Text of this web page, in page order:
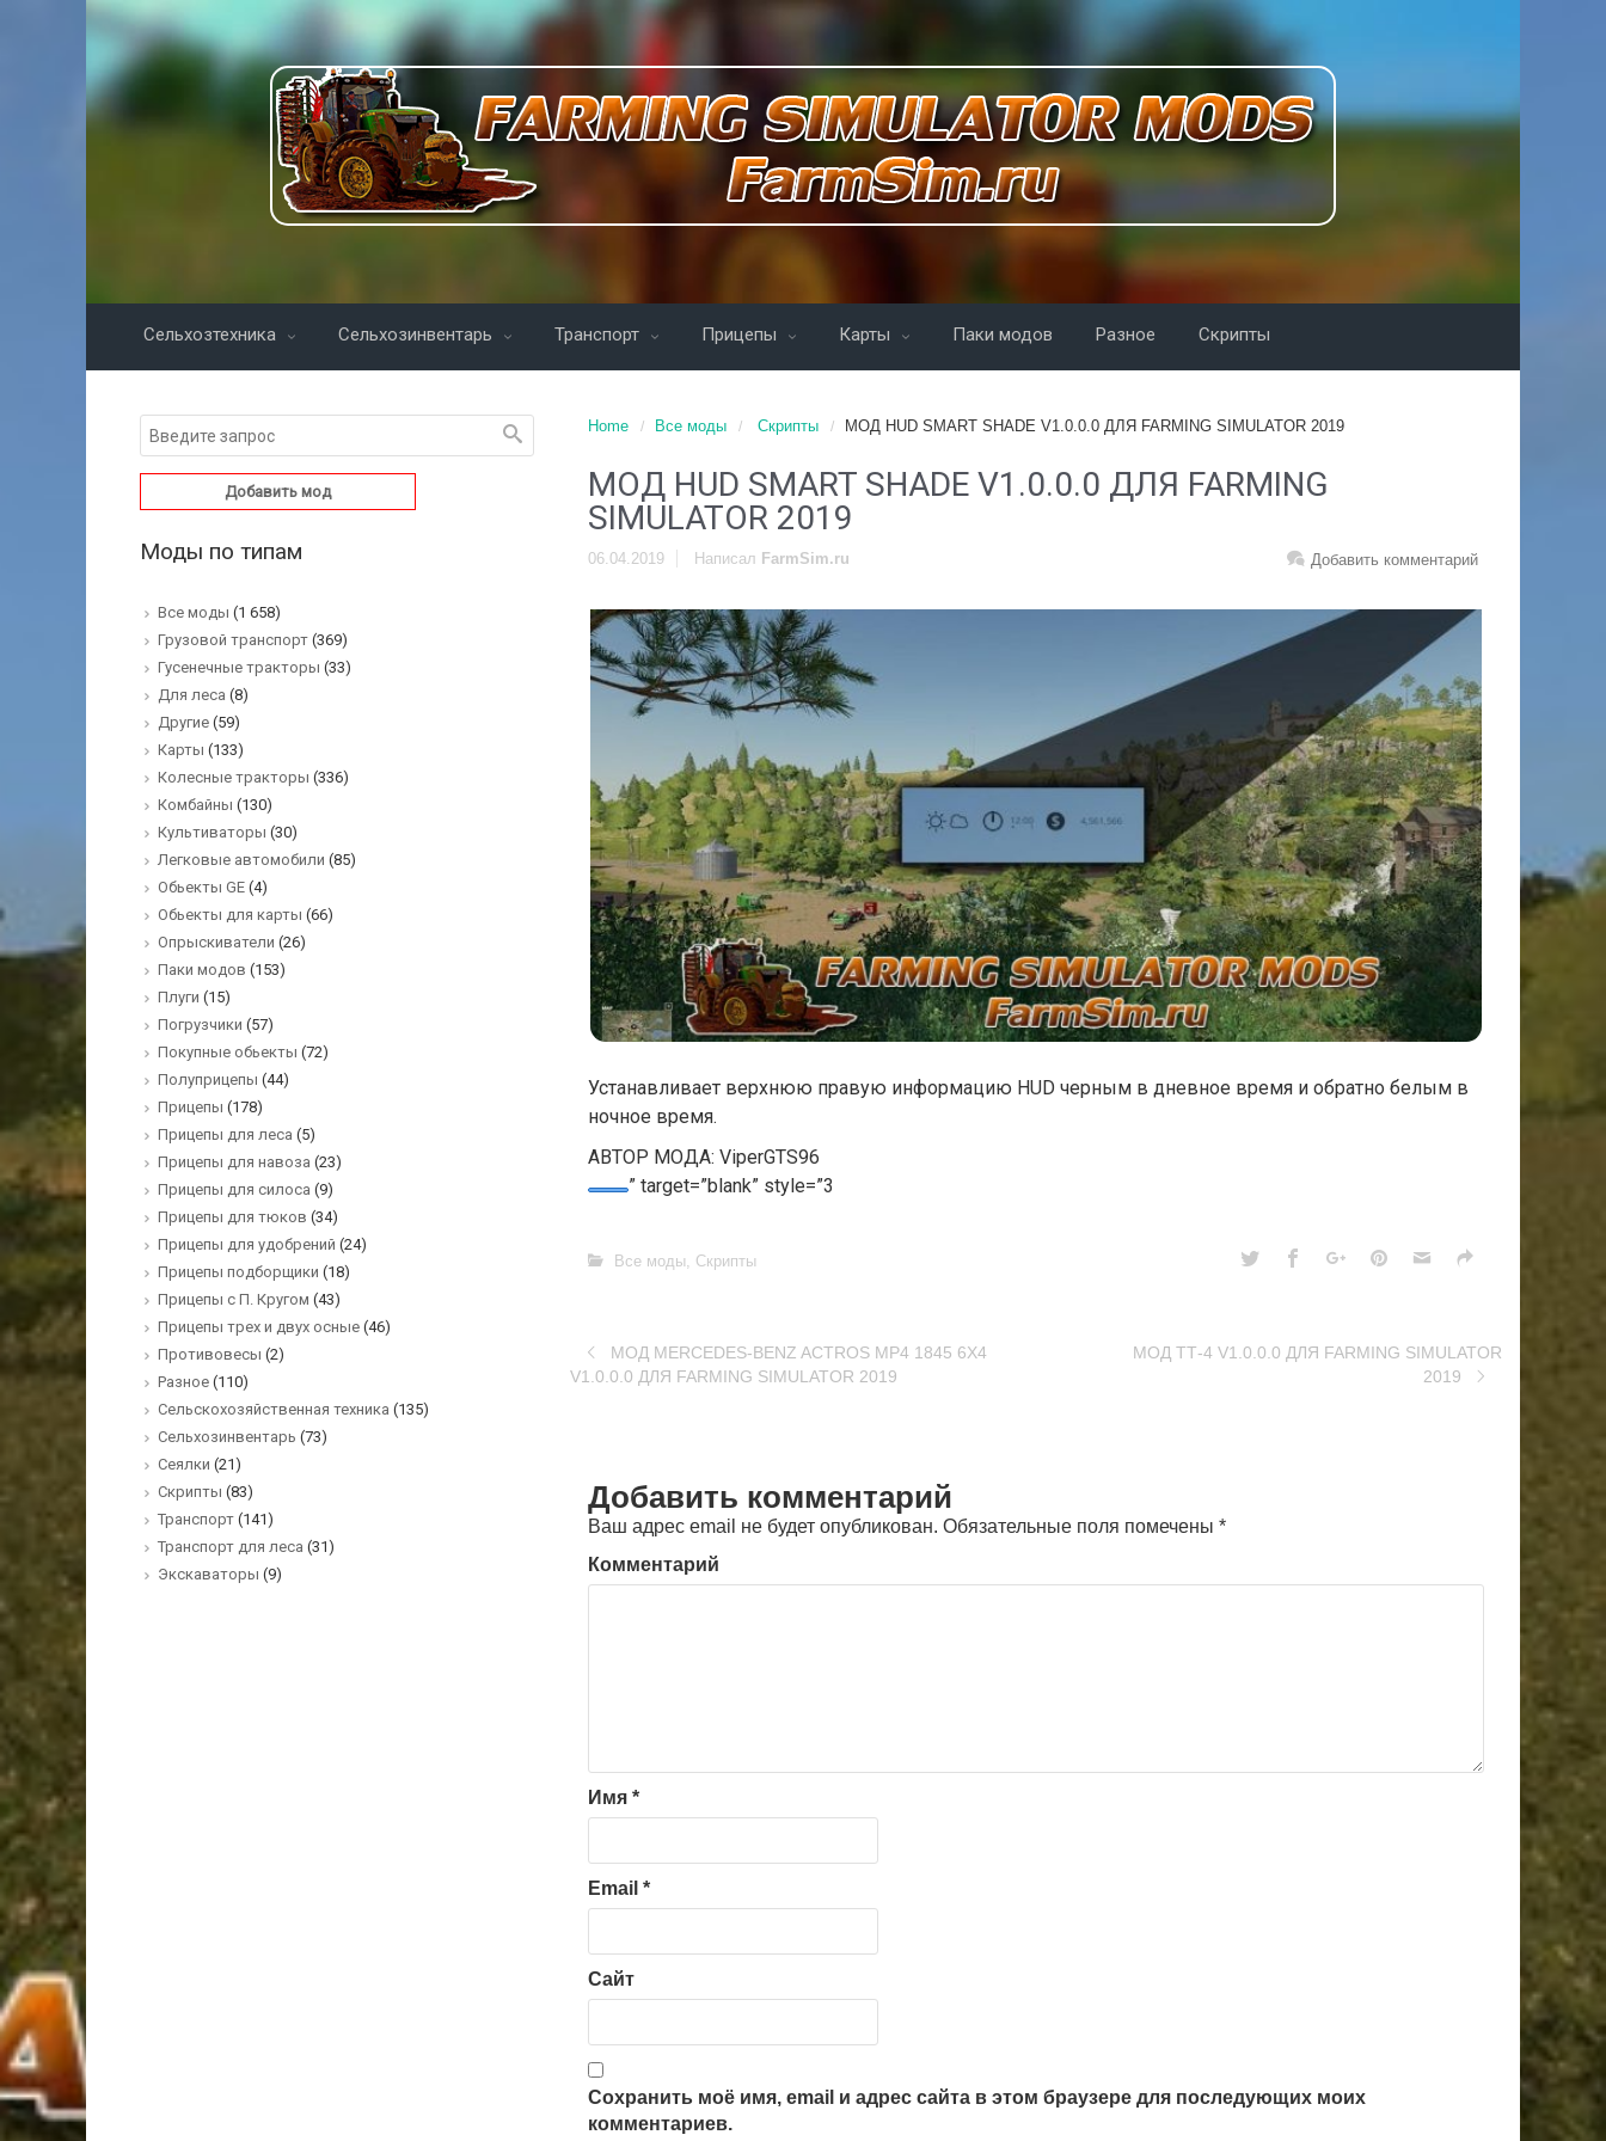
Сельхозтехника Сельхозинвентарь Транспорт Прицепы Карты Паки модов Разное Скрипты
Home Все моды Скрипты MOД HUD SMART SHADE V1.0.0.0 ДЛЯ FARMING SIMULATOR 2019
MOД HUD SMART SHADE V1.0.0.0 ДЛЯ FARMING
SIMULATOR 2019
06.04.2019 Добавить комментарий
Написал FarmSim.ru
Устанавливает верхнюю правую информацию HUD черным в дневное время и обратно белым в
ночное время.
АВТОР МОДА: ViperGTS96
” target=”blank” style=”3
Все моды, Скрипты
МОД MERCEDES-BENZ ACTROS MP4 1845 6X4
V1.0.0.0 ДЛЯ FARMING SIMULATOR 2019
МОД ТТ-4 V1.0.0.0 ДЛЯ FARMING SIMULATOR
2019
Добавить комментарий
Ваш адрес email не будет опубликован. Обязательные поля помечены *
Комментарий
Имя *
Email *
Сайт
Сохранить моё имя, email и адрес сайта в этом браузере для последующих моих
комментариев.
Добавить мод
Моды по типам
Все моды (1 658)
Грузовой транспорт (369)
Гусенечные тракторы (33)
Для леса (8)
Другие (59)
Карты (133)
Колесные тракторы (336)
Комбайны (130)
Культиваторы (30)
Легковые автомобили (85)
Обьекты GE (4)
Обьекты для карты (66)
Опрыскиватели (26)
Паки модов (153)
Плуги (15)
Погрузчики (57)
Покупные обьекты (72)
Полуприцепы (44)
Прицепы (178)
Прицепы для леса (5)
Прицепы для навоза (23)
Прицепы для силоса (9)
Прицепы для тюков (34)
Прицепы для удобрений (24)
Прицепы подборщики (18)
Прицепы с П. Кругом (43)
Прицепы трех и двух осные (46)
Противовесы (2)
Разное (110)
Сельскохозяйственная техника (135)
Сельхозинвентарь (73)
Сеялки (21)
Скрипты (83)
Транспорт (141)
Транспорт для леса (31)
Экскаваторы (9)